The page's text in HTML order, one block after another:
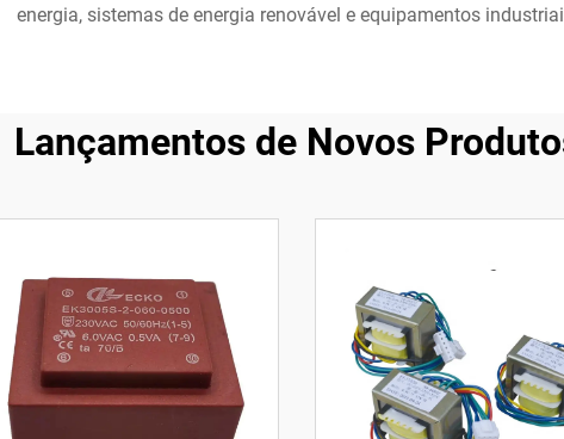
energia, sistemas de energia renovável e equipamentos
Lançamentos de Novos